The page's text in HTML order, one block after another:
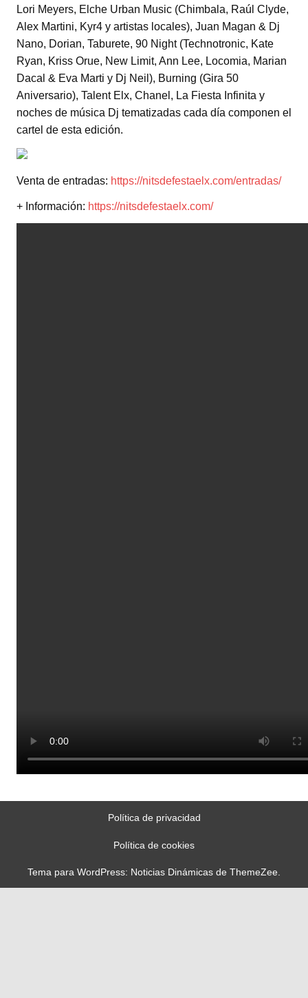
Lori Meyers, Elche Urban Music (Chimbala, Raúl Clyde,
Alex Martini, Kyr4 y artistas locales), Juan Magan & Dj
Nano, Dorian, Taburete, 90 Night (Technotronic, Kate
Ryan, Kriss Orue, New Limit, Ann Lee, Locomia, Marian
Dacal & Eva Marti y Dj Neil), Burning (Gira 50
Aniversario), Talent Elx, Chanel, La Fiesta Infinita y
noches de música Dj tematizadas cada día componen el
cartel de esta edición.
Venta de entradas: https://nitsdefestaelx.com/entradas/
+ Información: https://nitsdefestaelx.com/
Política de privacidad
Política de cookies
Tema para WordPress: Noticias Dinámicas de ThemeZee.